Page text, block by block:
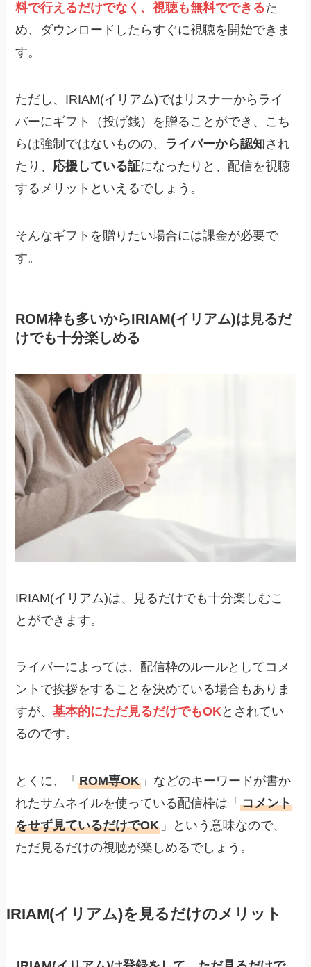
料で行えるだけでなく、視聴も無料でできるた
め、ダウンロードしたらすぐに視聴を開始できま
す。
ただし、IRIAM(イリアム)ではリスナーからライ
バーにギフト（投げ銭）を贈ることができ、こち
らは強制ではないものの、 ライバーから認知され
たり、 応援している証になったりと、配信を視聴
するメリットといえるでしょう。
そんなギフトを贈りたい場合には課金が必要で
す。
ROM枠も多いからIRIAM(イリアム)は見るだ
けでも十分楽しめる
IRIAM(イリアム)は、見るだけでも十分楽しむこ
とができます。
ライバーによっては、配信枠のルールとしてコメ
ントで挨拶をすることを決めている場合もありま
すが、基本的にただ見るだけでもOKとされてい
るのです。
とくに、「ROM専OK 」などのキーワードが書か
れたサムネイルを使っている配信枠は「コメント
をせず見ているだけでOK 」という意味なので、
ただ見るだけの視聴が楽しめるでしょう。
IRIAM(イリアム)を見るだけのメリット